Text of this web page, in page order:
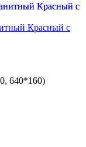
Красный с
640*160)